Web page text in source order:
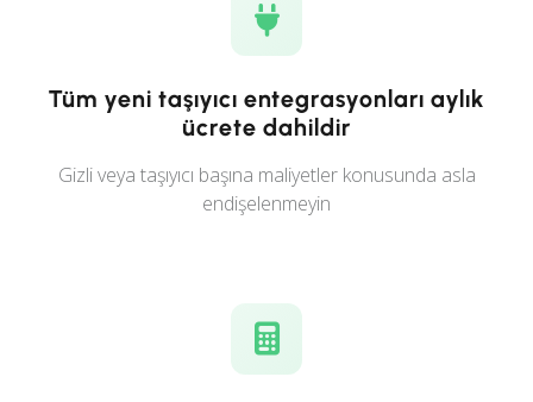
Tüm yeni taşıyıcı entegrasyonları aylık
ücrete dahildir
Gizli veya taşıyıcı başına maliyetler konusunda asla
endişelenmeyin